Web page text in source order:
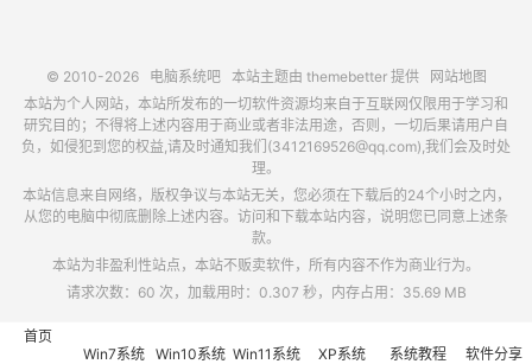
© 2010-2026 电脑系统吧本站主题由 themebetter提供
网站地图
本站为个人网站，本站所发布的一切软件资源均来自于互联网仅限用于学习和
研究目的；不得将上述内容用于商业或者非法用途，否则，一切后果请用户自
负，如侵犯到您的权益,请及时通知我们(3412169526@qq.com),我们会及时处
理。
本站信息来自网络，版权争议与本站无关，您必须在下载后的24个小时之内，
从您的电脑中彻底删除上述内容。访问和下载本站内容，说明您已同意上述条
款。
本站为非盈利性站点，本站不贩卖软件，所有内容不作为商业行为。
请求次数：60 次，加载用时：0.307 秒，内存占用：35.69 MB
首页
Win7系统 Win10系统 Win11系统 XP系统 系统教程 软件分享